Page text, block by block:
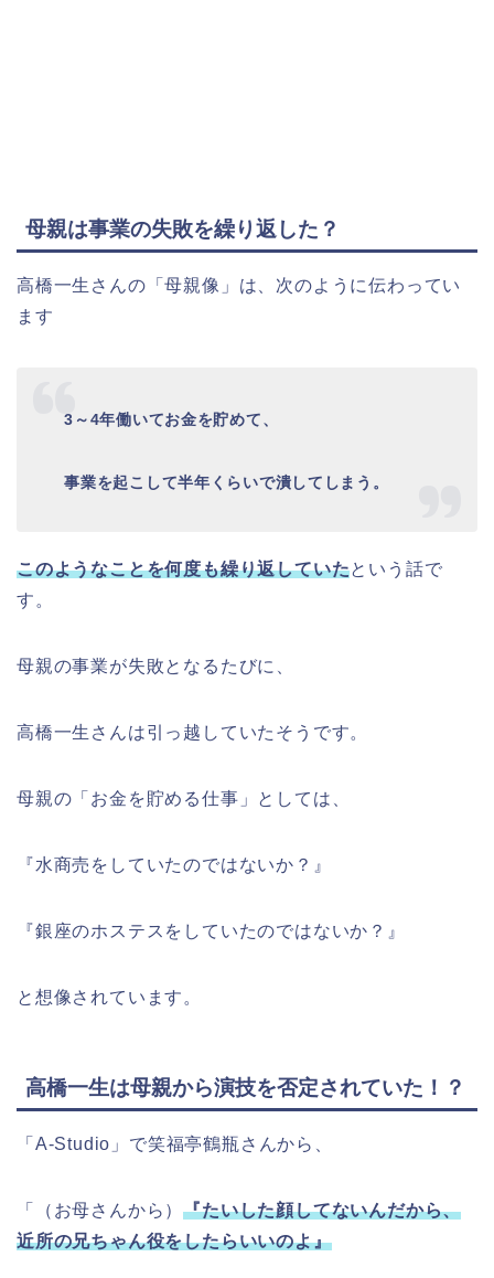
母親は事業の失敗を繰り返した？
高橋一生さんの「母親像」は、次のように伝わってい
ます
3～4年働いてお金を貯めて、
事業を起こして半年くらいで潰してしまう。
このようなことを何度も繰り返していたという話で
す。
母親の事業が失敗となるたびに、
高橋一生さんは引っ越していたそうです。
母親の「お金を貯める仕事」としては、
『水商売をしていたのではないか？』
『銀座のホステスをしていたのではないか？』
と想像されています。
高橋一生は母親から演技を否定されていた！？
「A-Studio」で笑福亭鶴瓶さんから、
「（お母さんから）『たいした顔してないんだから、
近所の兄ちゃん役をしたらいいのよ』